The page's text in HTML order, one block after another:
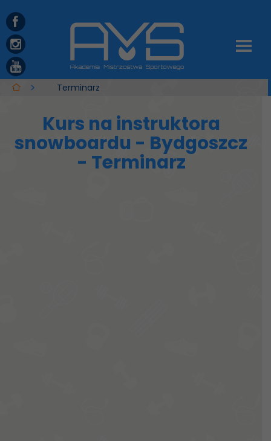
Terminarz
Kurs na instruktora
snowboardu - Bydgoszcz
- Terminarz